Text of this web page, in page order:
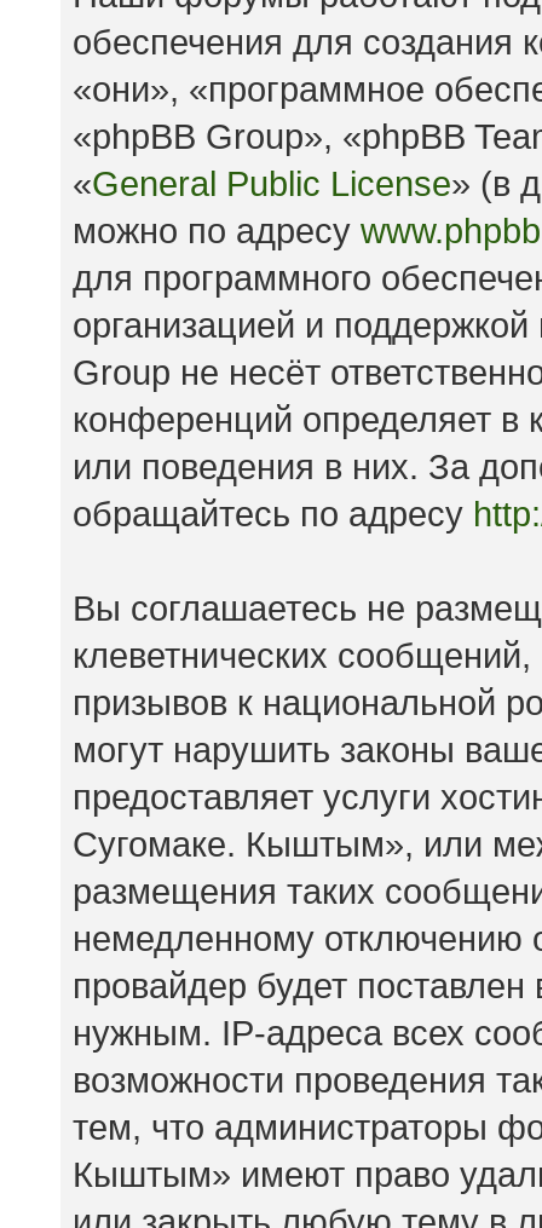
обеспечения для
«они», «программное
«phpBB Group», «phpBB
«General Public License» (в
можно по адресу
для программного
организацией и
Group не несёт
конференций определяет в
или поведения в них. За
обращайтесь по адресу
Вы соглашаетесь не
клеветнических
призывов к национальной
могут нарушить законы
предоставляет услуги
Сугомаке. Кыштым», или
размещения таких
немедленному отключению
провайдер будет
нужным. IP-адреса всех
возможности проведения
тем, что администраторы
Кыштым» имеют право